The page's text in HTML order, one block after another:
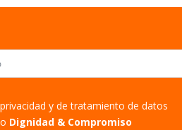
y de tratamiento de datos
Dignidad & Compromiso